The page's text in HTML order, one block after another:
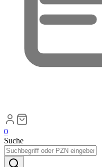
0
Suche